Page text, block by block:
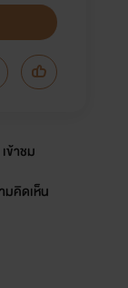
เข้าชม
มคิดเห็น